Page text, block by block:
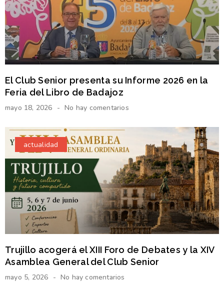
El Club Senior presenta su Informe 2026 en la
Feria del Libro de Badajoz
mayo 18, 2026 No hay comentarios
actualidad
Trujillo acogerá el XIII Foro de Debates y la XIV
Asamblea General del Club Senior
mayo 5, 2026 No hay comentarios